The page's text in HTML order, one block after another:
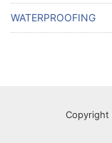
WATERPROOFING
Copyright